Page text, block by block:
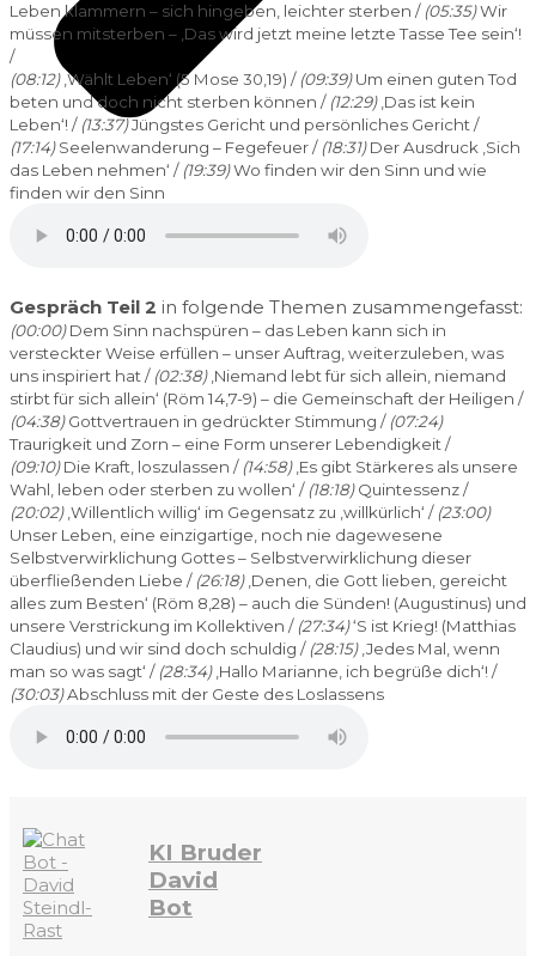
Leben klammern – sich hingeben, leichter sterben / (05:35)Wir
müssen mitsterben – ‚Das wird jetzt meine letzte Tasse Tee sein‘!
/
(08:12)‚Wählt Leben‘ (5 Mose 30,19) / (09:39)Um einen guten Tod
beten und doch nicht sterben können / (12:29)‚Das ist kein
Leben‘! / (13:37)Jüngstes Gericht und persönliches Gericht /
(17:14)Seelenwanderung – Fegefeuer / (18:31)Der Ausdruck ‚Sich
das Leben nehmen‘ / (19:39)Wo finden wir den Sinn und wie
finden wir den Sinn
Gespräch Teil 2 in folgende Themen zusammengefasst:
(00:00)Dem Sinn nachspüren – das Leben kann sich in
versteckter Weise erfüllen – unser Auftrag, weiterzuleben, was
uns inspiriert hat / (02:38)‚Niemand lebt für sich allein, niemand
stirbt für sich allein‘ (Röm 14,7-9) – die Gemeinschaft der Heiligen /
(04:38)Gottvertrauen in gedrückter Stimmung / (07:24)
Traurigkeit und Zorn – eine Form unserer Lebendigkeit /
(09:10)Die Kraft, loszulassen / (14:58)‚Es gibt Stärkeres als unsere
Wahl, leben oder sterben zu wollen‘ / (18:18)Quintessenz /
(20:02)‚Willentlich willig‘ im Gegensatz zu ‚willkürlich‘ / (23:00)
Unser Leben, eine einzigartige, noch nie dagewesene
Selbstverwirklichung Gottes – Selbstverwirklichung dieser
überfließenden Liebe / (26:18)‚Denen, die Gott lieben, gereicht
alles zum Besten‘ (Röm 8,28) – auch die Sünden! (Augustinus) und
unsere Verstrickung im Kollektiven / (27:34)‘S ist Krieg! (Matthias
Claudius) und wir sind doch schuldig / (28:15)‚Jedes Mal, wenn
man so was sagt‘ / (28:34)‚Hallo Marianne, ich begrüße dich‘! /
(30:03)Abschluss mit der Geste des Loslassens
KI Bruder
David
Bot